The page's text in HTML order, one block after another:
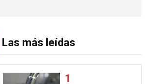
Las más leídas